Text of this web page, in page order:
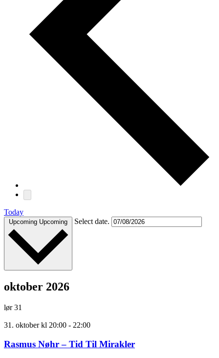
Today
Upcoming Upcoming Select date.
oktober 2026
lør31
31. oktober kl 20:00 - 22:00
Rasmus Nøhr – Tid Til Mirakler